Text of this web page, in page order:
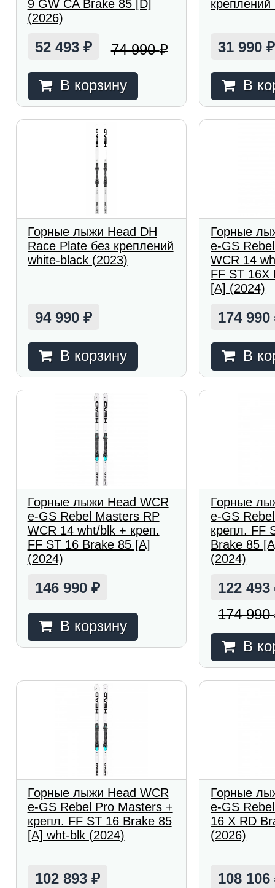
9 GW CA Brake 85 [D]
(2026)
52 493 ₽ 74 990₽
В корзину
31 990₽
В
Горные лыжи Head DH
Race Plate без креплений
white-black (2023)
94 990 ₽
В корзину
Горные
e-GS
WCR 14
FF ST 16X
[A] (2024)
174 990
В
Горные лыжи Head WCR
e-GS Rebel Masters RP
WCR 14 wht/blk + креп.
FF ST 16 Brake 85 [A]
(2024)
146 990 ₽
В корзину
Горные
e-GS
крепл. FF
Brake 85
(2024)
122 493
174 990
В
Горные лыжи Head WCR
e-GS Rebel Pro Masters +
крепл. FF ST 16 Brake 85
[A] wht-blk (2024)
102 893 ₽
Горные
e-GS
16 X RD
(2026)
108 106